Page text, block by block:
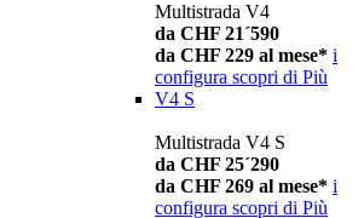
Multistrada V4
da CHF 21´590
da CHF 229 al mese* i
configura scopri di Più
V4 S
Multistrada V4 S
da CHF 25´290
da CHF 269 al mese* i
configura scopri di Più